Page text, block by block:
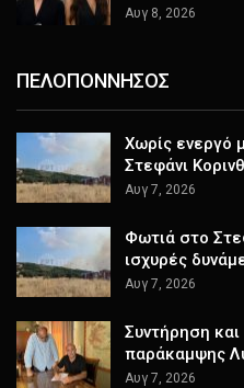
Αυγ 8, 2026
ΠΕΛΟΠΟΝΝΗΣΟΣ
Χωρίς ενεργό
Στεφάνι
Αυγ 7, 2026
Φωτιά στο
ισχυρές
Αυγ 7, 2026
Συντήρηση
παράκαμψης
Αυγ 7, 2026